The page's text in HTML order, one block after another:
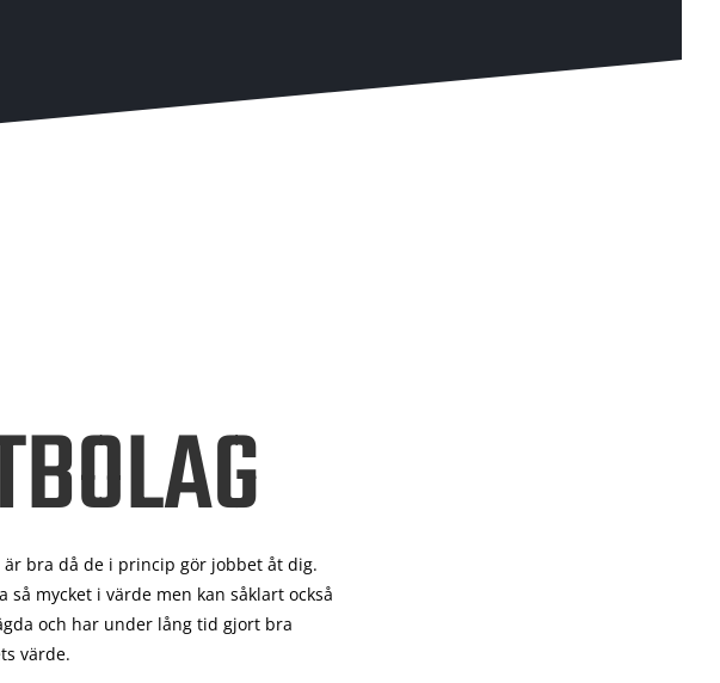
är bra då de i princip gör jobbet åt dig.
mycket i värde men kan såklart också
och har under lång tid gjort bra
värde.